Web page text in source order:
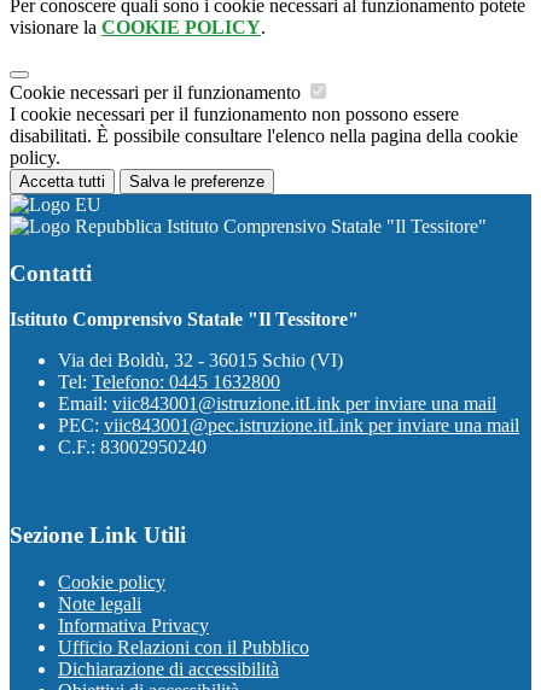
Per conoscere quali sono i cookie necessari al funzionamento potete
visionare la COOKIE POLICY.
Cookie necessari per il funzionamento
I cookie necessari per il funzionamento non possono essere
disabilitati. È possibile consultare l'elenco nella pagina della cookie
policy.
Accetta tutti Salva le preferenze
Istituto Comprensivo Statale "Il Tessitore"
Contatti
Istituto Comprensivo Statale "Il Tessitore"
Via dei Boldù, 32 - 36015 Schio (VI)
Tel: Telefono: 0445 1632800
Email: viic843001@istruzione.itLink per inviare una mail
PEC: viic843001@pec.istruzione.itLink per inviare una mail
C.F.: 83002950240
Sezione Link Utili
Cookie policy
Note legali
Informativa Privacy
Ufficio Relazioni con il Pubblico
Dichiarazione di accessibilità